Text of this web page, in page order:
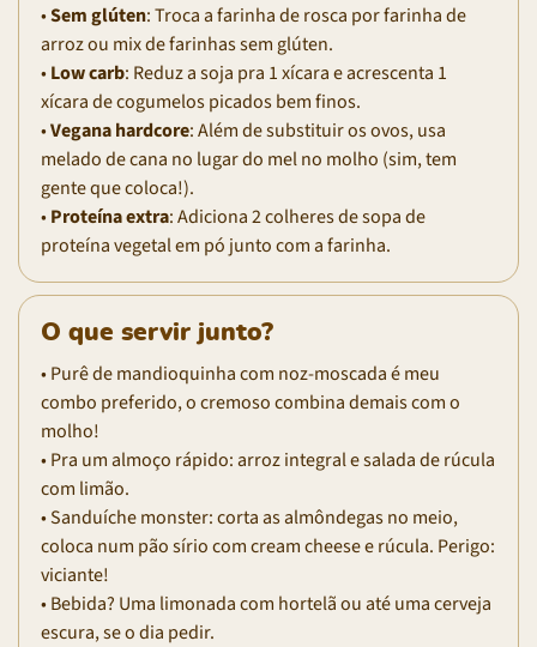
•Sem glúten: Troca a farinha de rosca por farinha de
arroz ou mix de farinhas sem glúten.
•Low carb: Reduz a soja pra 1 xícara e acrescenta 1
xícara de cogumelos picados bem finos.
•Vegana hardcore: Além de substituir os ovos, usa
melado de cana no lugar do mel no molho (sim, tem
gente que coloca!).
•Proteína extra: Adiciona 2 colheres de sopa de
proteína vegetal em pó junto com a farinha.
O que servir junto?
• Purê de mandioquinha com noz-moscada é meu
combo preferido, o cremoso combina demais com o
molho!
• Pra um almoço rápido: arroz integral e salada de rúcula
com limão.
• Sanduíche monster: corta as almôndegas no meio,
coloca num pão sírio com cream cheese e rúcula. Perigo:
viciante!
• Bebida? Uma limonada com hortelã ou até uma cerveja
escura, se o dia pedir.